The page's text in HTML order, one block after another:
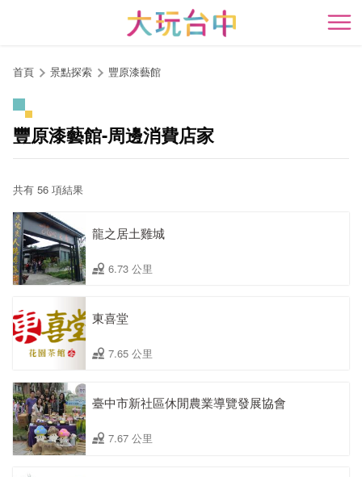
開
首頁 景點探索 豐原漆藝館
豐原漆藝館-周邊消費店家
共有 56 項結果
龍之居土雞城
6.73 公里
東喜堂
7.65 公里
臺中市新社區休閒農業導覽發展協會
7.67 公里